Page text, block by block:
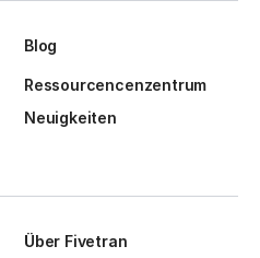
Blog
Ressourcencenzentrum
Neuigkeiten
Über Fivetran